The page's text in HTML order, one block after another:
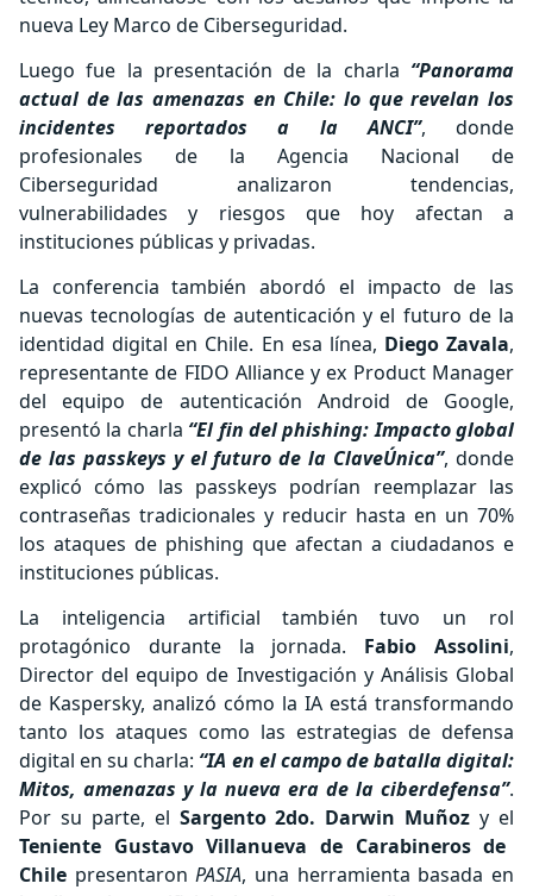
nueva Ley Marco de Ciberseguridad.
Luego fue la presentación de la charla “Panorama
actual de las amenazas en Chile: lo que revelan los
incidentes reportados a la ANCI”, donde
profesionales de la Agencia Nacional de
Ciberseguridad analizaron tendencias,
vulnerabilidades y riesgos que hoy afectan a
instituciones públicas y privadas.
La conferencia también abordó el impacto de las
nuevas tecnologías de autenticación y el futuro de la
identidad digital en Chile. En esa línea, Diego Zavala,
representante de FIDO Alliance y ex Product Manager
del equipo de autenticación Android de Google,
presentó la charla “El fin del phishing: Impacto global
de las passkeys y el futuro de la ClaveÚnica”, donde
explicó cómo las passkeys podrían reemplazar las
contraseñas tradicionales y reducir hasta en un 70%
los ataques de phishing que afectan a ciudadanos e
instituciones públicas.
La inteligencia artificial también tuvo un rol
protagónico durante la jornada. Fabio Assolini,
Director del equipo de Investigación y Análisis Global
de Kaspersky, analizó cómo la IA está transformando
tanto los ataques como las estrategias de defensa
digital en su charla: “IA en el campo de batalla digital:
Mitos, amenazas y la nueva era de la ciberdefensa”.
Por su parte, el Sargento 2do. Darwin Muñozy el
Teniente Gustavo Villanueva de Carabineros de
Chile presentaronPASIA, una herramienta basada en